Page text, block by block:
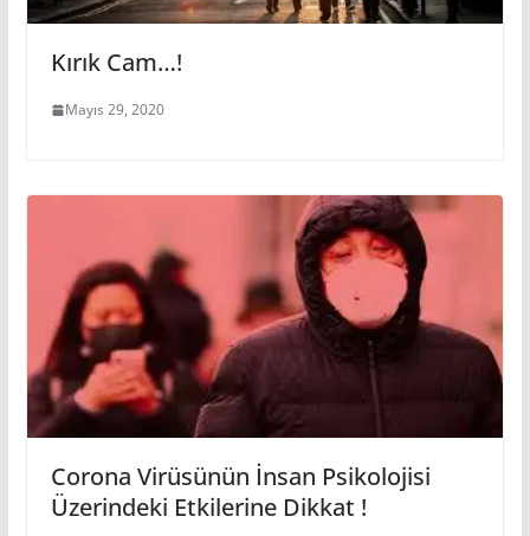
Kırık Cam…!
Mayıs 29, 2020
Corona Virüsünün İnsan Psikolojisi
Üzerindeki Etkilerine Dikkat !